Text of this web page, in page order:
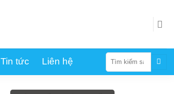
Tin tức Liên hệ
Tìm
kiếm: